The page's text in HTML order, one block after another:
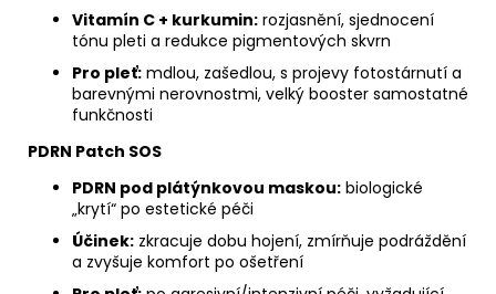
Vitamín C + kurkumin: rozjasnění, sjednocení
tónu pleti a redukce pigmentových skvrn
Pro pleť: mdlou, zašedlou, s projevy fotostárnutí a
barevnými nerovnostmi, velký booster samostatné
funkčnosti
PDRN Patch SOS
PDRN pod plátýnkovou maskou: biologické
„krytí“ po estetické péči
Účinek: zkracuje dobu hojení, zmírňuje podráždění
a zvyšuje komfort po ošetření